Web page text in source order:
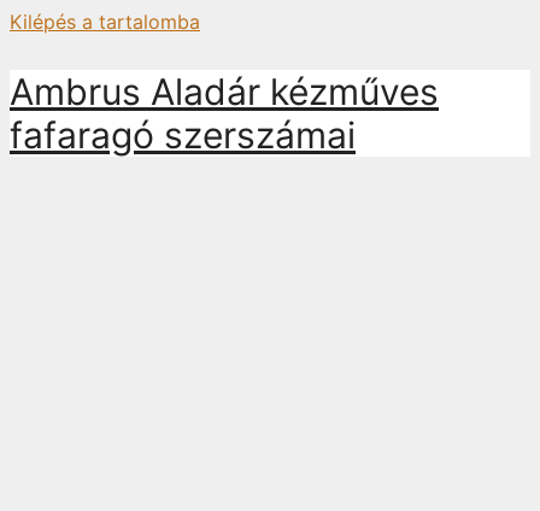
Kilépés a tartalomba
Ambrus Aladár kézműves
fafaragó szerszámai